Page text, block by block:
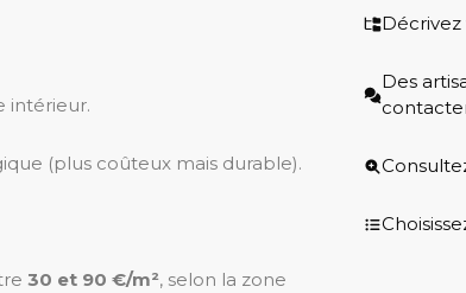
intérieur.
(plus coûteux mais durable).
30 et 90 €/m², selon la zone
Des